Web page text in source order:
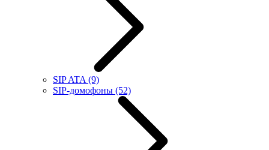
SIP ATA (9)
SIP-домофоны (52)